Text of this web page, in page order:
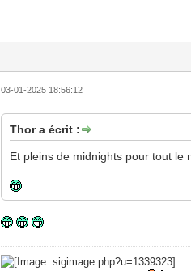
03-01-2025 18:56:12
Thor a écrit :
Et pleins de midnights pour tout le